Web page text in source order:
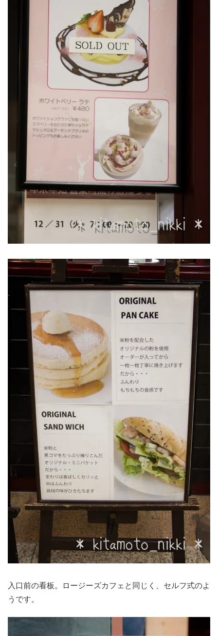
入口前の看板。ロージーズカフェと同じく、セルフ式のよ
うです。